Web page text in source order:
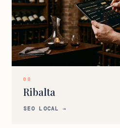
08
Ribalta
SEO LOCAL →